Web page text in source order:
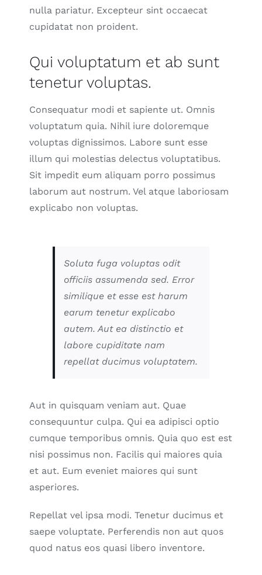
nulla pariatur. Excepteur sint occaecat
cupidatat non proident.
Qui voluptatum et ab sunt
tenetur voluptas.
Consequatur modi et sapiente ut. Omnis
voluptatum quia. Nihil iure doloremque
voluptas dignissimos. Labore sunt esse
illum qui molestias delectus voluptatibus.
Sit impedit eum aliquam porro possimus
laborum aut nostrum. Vel atque laboriosam
explicabo non voluptas.
Soluta fuga voluptas odit
officiis assumenda sed. Error
similique et esse est harum
earum tenetur explicabo
autem. Aut ea distinctio et
labore cupiditate nam
repellat ducimus voluptatem.
Aut in quisquam veniam aut. Quae
consequuntur culpa. Qui ea adipisci optio
cumque temporibus omnis. Quia quo est est
nisi possimus non. Facilis qui maiores quia
et aut. Eum eveniet maiores qui sunt
asperiores.
Repellat vel ipsa modi. Tenetur ducimus et
saepe voluptate. Perferendis non aut quos
quod natus eos quasi libero inventore.